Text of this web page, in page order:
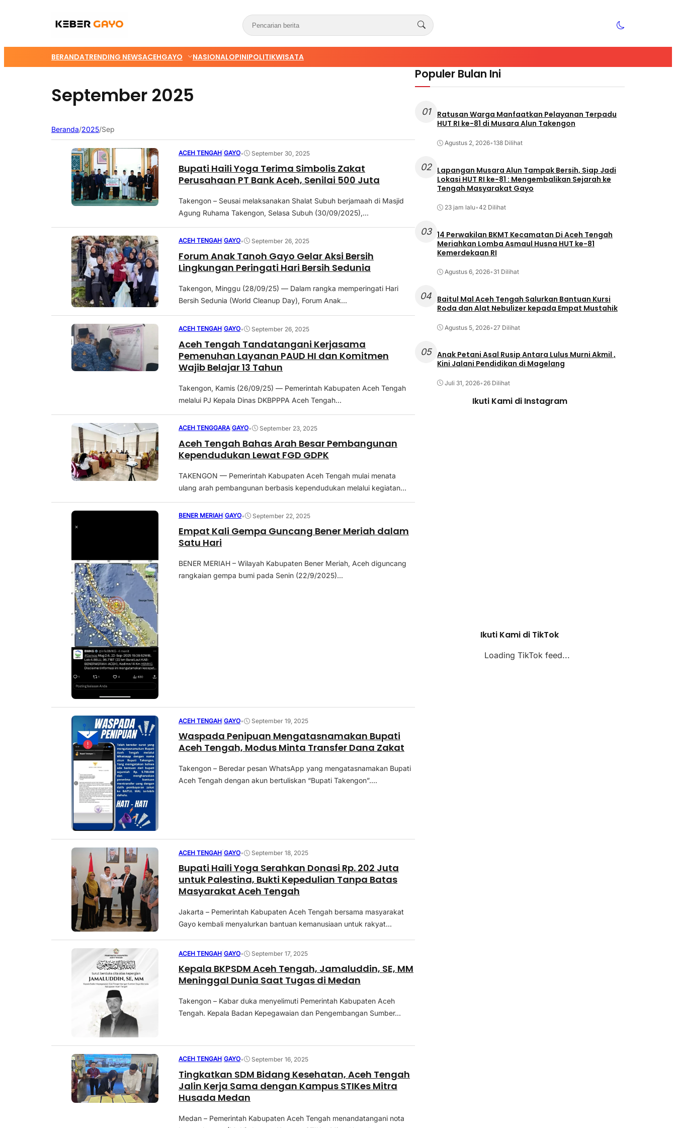
BERANDATRENDING NEWSACEHGAYO NASIONALOPINIPOLITIKWISATA
September 2025
Beranda/2025/Sep
ACEH TENGAH |GAYO• September 30, 2025
Bupati Haili Yoga Terima Simbolis Zakat
Perusahaan PT Bank Aceh, Senilai 500 Juta
Takengon – Seusai melaksanakan Shalat Subuh berjamaah di Masjid
Agung Ruhama Takengon, Selasa Subuh (30/09/2025),...
ACEH TENGAH |GAYO• September 26, 2025
Forum Anak Tanoh Gayo Gelar Aksi Bersih
Lingkungan Peringati Hari Bersih Sedunia
Takengon, Minggu (28/09/25) — Dalam rangka memperingati Hari
Bersih Sedunia (World Cleanup Day), Forum Anak...
ACEH TENGAH |GAYO• September 26, 2025
Aceh Tengah Tandatangani Kerjasama
Pemenuhan Layanan PAUD HI dan Komitmen
Wajib Belajar 13 Tahun
Takengon, Kamis (26/09/25) — Pemerintah Kabupaten Aceh Tengah
melalui PJ Kepala Dinas DKBPPPA Aceh Tengah...
ACEH TENGGARA|GAYO• September 23, 2025
Aceh Tengah Bahas Arah Besar Pembangunan
Kependudukan Lewat FGD GDPK
TAKENGON — Pemerintah Kabupaten Aceh Tengah mulai menata
ulang arah pembangunan berbasis kependudukan melalui kegiatan...
BENER MERIAH |GAYO• September 22, 2025
Empat Kali Gempa Guncang Bener Meriah dalam
Satu Hari
BENER MERIAH – Wilayah Kabupaten Bener Meriah, Aceh diguncang
rangkaian gempa bumi pada Senin (22/9/2025)...
ACEH TENGAH |GAYO• September 19, 2025
Waspada Penipuan Mengatasnamakan Bupati
Aceh Tengah, Modus Minta Transfer Dana Zakat
Takengon – Beredar pesan WhatsApp yang mengatasnamakan Bupati
Aceh Tengah dengan akun bertuliskan “Bupati Takengon”....
ACEH TENGAH |GAYO• September 18, 2025
Bupati Haili Yoga Serahkan Donasi Rp. 202 Juta
untuk Palestina, Bukti Kepedulian Tanpa Batas
Masyarakat Aceh Tengah
Jakarta – Pemerintah Kabupaten Aceh Tengah bersama masyarakat
Gayo kembali menyalurkan bantuan kemanusiaan untuk rakyat...
ACEH TENGAH |GAYO• September 17, 2025
Kepala BKPSDM Aceh Tengah, Jamaluddin, SE, MM
Meninggal Dunia Saat Tugas di Medan
Takengon – Kabar duka menyelimuti Pemerintah Kabupaten Aceh
Tengah. Kepala Badan Kepegawaian dan Pengembangan Sumber...
ACEH TENGAH |GAYO• September 16, 2025
Tingkatkan SDM Bidang Kesehatan, Aceh Tengah
Jalin Kerja Sama dengan Kampus STIKes Mitra
Husada Medan
Medan – Pemerintah Kabupaten Aceh Tengah menandatangani nota
Populer Bulan Ini
01
Ratusan Warga Manfaatkan Pelayanan Terpadu
HUT RI ke-81 di Musara Alun Takengon
Agustus 2, 2026•138 Dilihat
02
Lapangan Musara Alun Tampak Bersih, Siap Jadi
Lokasi HUT RI ke-81 : Mengembalikan Sejarah ke
Tengah Masyarakat Gayo
23 jam lalu•42 Dilihat
03 14 Perwakilan BKMT Kecamatan Di Aceh Tengah
Meriahkan Lomba Asmaul Husna HUT ke-81
Kemerdekaan RI
Agustus 6, 2026• 31 Dilihat
04 Baitul Mal Aceh Tengah Salurkan Bantuan Kursi
Roda dan Alat Nebulizer kepada Empat Mustahik
Agustus 5, 2026• 27 Dilihat
05 Anak Petani Asal Rusip Antara Lulus Murni Akmil ,
Kini Jalani Pendidikan di Magelang
Juli 31, 2026• 26 Dilihat
Ikuti Kami di Instagram
Ikuti Kami di TikTok
Loading TikTok feed...